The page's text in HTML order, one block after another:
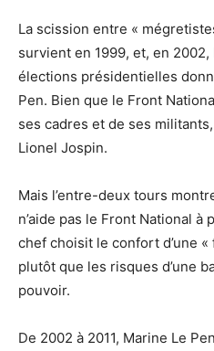
La scission entre «
survient en 1999, et, en
élections présidentielles
Pen. Bien que le Front
ses cadres et de ses
Lionel Jospin.
Mais l’entre-deux tours
n’aide pas le Front National
chef choisit le confort d’une
plutôt que les risques d’une
pouvoir.
De 2002 à 2011, Marine Le